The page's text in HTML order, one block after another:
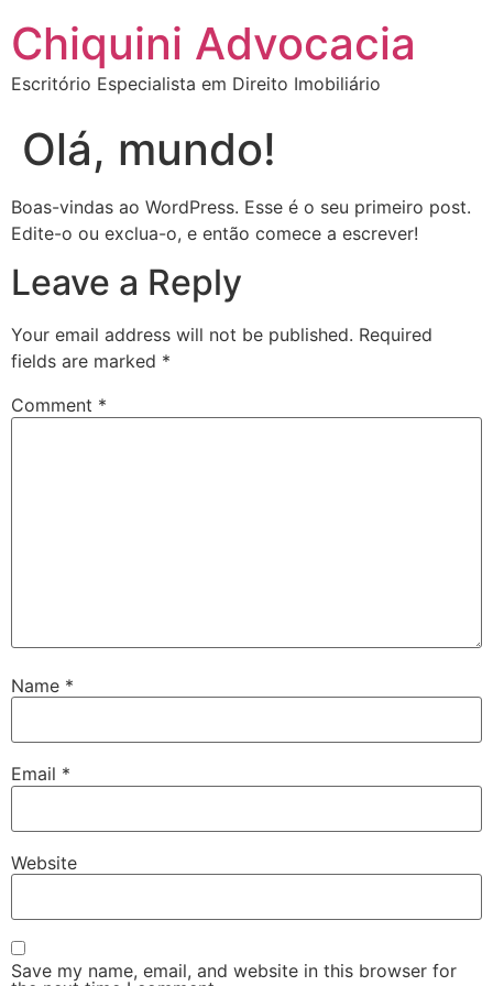
Chiquini Advocacia
Escritório Especialista em Direito Imobiliário
Olá, mundo!
Boas-vindas ao WordPress. Esse é o seu primeiro post.
Edite-o ou exclua-o, e então comece a escrever!
Leave a Reply
Your email address will not be published. Required
fields are marked *
Comment *
Name *
Email *
Website
Save my name, email, and website in this browser for